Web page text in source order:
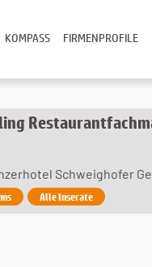
FIRMENPROFILE
KOMPASS
Schweighofer
Alle Inserate